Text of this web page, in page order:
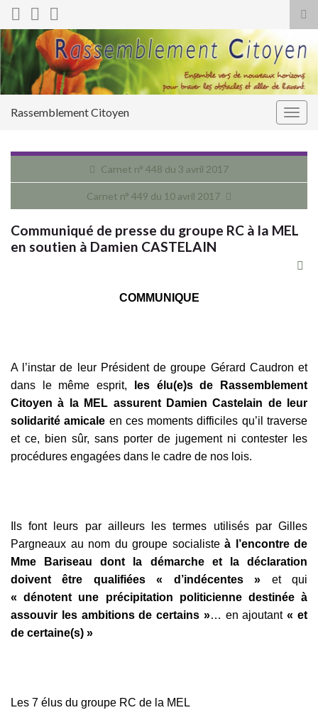
Rassemblement Citoyen
Carnet n° 448 du 3 avril 2017
Carnet n° 449 du 10 avril 2017
Communiqué de presse du groupe RC à la MEL
en soutien à Damien CASTELAIN
COMMUNIQUE
A l’instar de leur Président de groupe Gérard Caudron et
dans le même esprit,
les élu(e)s de Rassemblement
Citoyen à la MEL assurent Damien Castelain de leur
solidarité amicale en ces moments difficiles qu’il traverse
et ce, bien sûr, sans porter de jugement ni contester les
procédures engagées dans le cadre de nos lois.
Ils font leurs par ailleurs les termes utilisés par Gilles
Pargneaux au nom du groupe socialiste à l’encontre de
Mme Bariseau dont la démarche et la déclaration
doivent être qualifiées « d’indécentes » et qui
« dénotent une précipitation politicienne destinée à
assouvir les ambitions de certains »… en ajoutant« et
de certaine(s) »
Les 7 élus du groupe RC de la MEL